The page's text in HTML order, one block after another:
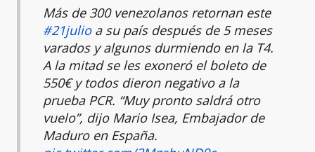
Más de 300 venezolanos retornan este
#21julioa su país después de 5 meses
varados y algunos durmiendo en la T4.
A la mitad se les exoneró el boleto de
550€ y todos dieron negativo a la
prueba PCR. “Muy pronto saldrá otro
vuelo”, dijo Mario Isea, Embajador de
Maduro en España.